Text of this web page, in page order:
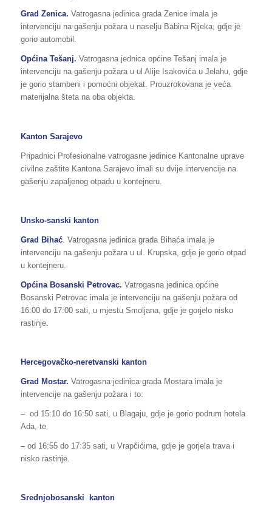
Grad Zenica. Vatrogasna jedinica grada Zenice imala je
intervenciju na gašenju požara u naselju Babina Rijeka, gdje je
gorio automobil.
Općina Tešanj. Vatrogasna jednica općine Tešanj imala je
intervenciju na gašenju požara u ul Alije Isakovića u Jelahu, gdje
je gorio stambeni i pomoćni objekat. Prouzrokovana je veća
materijalna šteta na oba objekta.
Kanton Sarajevo
Pripadnici Profesionalne vatrogasne jedinice Kantonalne uprave
civilne zaštite Kantona Sarajevo imali su dvije intervencije na
gašenju zapaljenog otpadu u kontejneru.
Unsko-sanski kanton
Grad Bihać. Vatrogasna jedinica grada Bihaća imala je
intervenciju na gašenju požara u ul. Krupska, gdje je gorio otpad
u kontejneru.
Općina Bosanski Petrovac. Vatrogasna jedinica općine
Bosanski Petrovac imala je intervenciju na gašenju požara od
16:00 do 17:00 sati, u mjestu Smoljana, gdje je gorjelo nisko
rastinje.
Hercegovačko-neretvanski kanton
Grad Mostar. Vatrogasna jedinica grada Mostara imala je
intervencije na gašenju požara i to:
– od 15:10 do 16:50 sati, u Blagaju, gdje je gorio podrum hotela
Ada, te
– od 16:55 do 17:35 sati, u Vrapčićima, gdje je gorjela trava i
nisko rastinje.
Srednjobosanski kanton